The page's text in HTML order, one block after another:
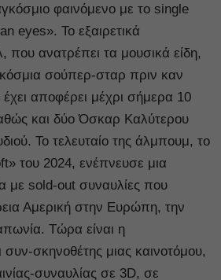
φαινόμενο με το single
eyes». Το εξαιρετικά
ανατρέπει τα μουσικά είδη,
σούπερ-σταρ πριν καν
έχει αποφέρει μέχρι σήμερα 10
και δύο Όσκαρ Καλύτερου
Το τελευταίο της άλμπουμ, το
του 2024, ενέπνευσε μια
με sold-out συναυλίες που
Αμερική στην Ευρώπη, την
Τώρα είναι η
σκηνοθέτης μιας καινοτόμου,
συναυλίας σε 3D, σε